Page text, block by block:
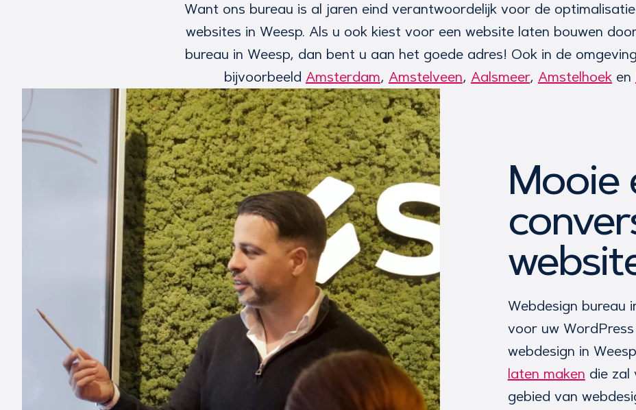
Want ons bureau is al jaren eind verantwoordelijk voor de
websites in Weesp. Als u ook kiest voor een website laten bouwen
bureau in Weesp, dan bent u aan het goede adres! Ook in de
bijvoorbeeld Amsterdam, Amstelveen, Aalsmeer, Amstelhoek en
Mooie
Webdesign bureau
voor uw
webdesign in
laten maken die zal
gebied van